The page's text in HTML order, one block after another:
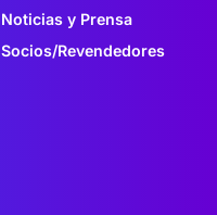
Noticias y Prensa
Socios/Revendedores